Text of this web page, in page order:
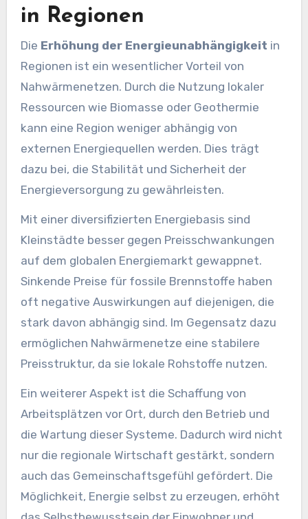
in Regionen
Die Erhöhung der Energieunabhängigkeit in
Regionen ist ein wesentlicher Vorteil von
Nahwärmenetzen. Durch die Nutzung lokaler
Ressourcen wie Biomasse oder Geothermie
kann eine Region weniger abhängig von
externen Energiequellen werden. Dies trägt
dazu bei, die Stabilität und Sicherheit der
Energieversorgung zu gewährleisten.
Mit einer diversifizierten Energiebasis sind
Kleinstädte besser gegen Preisschwankungen
auf dem globalen Energiemarkt gewappnet.
Sinkende Preise für fossile Brennstoffe haben
oft negative Auswirkungen auf diejenigen, die
stark davon abhängig sind. Im Gegensatz dazu
ermöglichen Nahwärmenetze eine stabilere
Preisstruktur, da sie lokale Rohstoffe nutzen.
Ein weiterer Aspekt ist die Schaffung von
Arbeitsplätzen vor Ort, durch den Betrieb und
die Wartung dieser Systeme. Dadurch wird nicht
nur die regionale Wirtschaft gestärkt, sondern
auch das Gemeinschaftsgefühl gefördert. Die
Möglichkeit, Energie selbst zu erzeugen, erhöht